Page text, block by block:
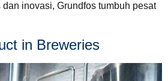
inovasi, Grundfos tumbuh pesat
in Breweries